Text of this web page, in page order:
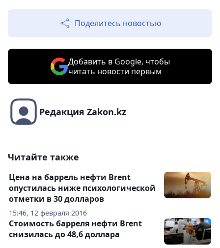
Поделитесь новостью
Добавить в Google, чтобы
читать новости первым
Редакция Zakon.kz
Читайте также
15:46, 12 февраля 2016
Цена на баррель нефти Brent
опустилась ниже психологической
отметки в 30 долларов
Стоимость барреля нефти Brent
снизилась до 48,6 доллара